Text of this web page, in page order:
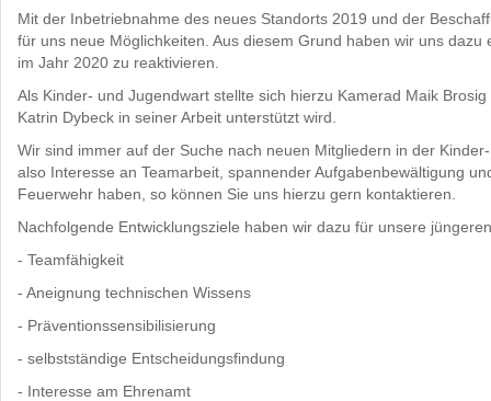
Mit der Inbetriebnahme des neues Standorts 2019 und der
für uns neue Möglichkeiten. Aus diesem Grund haben wir uns
im Jahr 2020 zu reaktivieren.
Als Kinder- und Jugendwart stellte sich hierzu Kamerad Maik
Katrin Dybeck in seiner Arbeit unterstützt wird.
Wir sind immer auf der Suche nach neuen Mitgliedern in der
also Interesse an Teamarbeit, spannender Aufgabenbewältigung
Feuerwehr haben, so können Sie uns hierzu gern kontaktieren.
Nachfolgende Entwicklungsziele haben wir dazu für unsere
- Teamfähigkeit
- Aneignung technischen Wissens
- Präventionssensibilisierung
- selbstständige Entscheidungsfindung
- Interesse am Ehrenamt